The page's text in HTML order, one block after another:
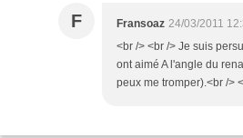
F Fransoaz 24/03/2011
<br /> <br /> Je suis
ont aimé A l'angle du
peux me tromper).<br />